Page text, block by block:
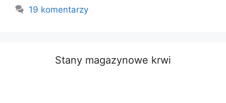
19 komentarzy
Stany magazynowe krwi